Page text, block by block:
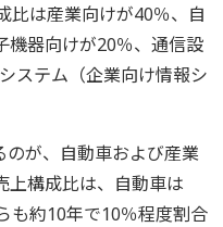
比は産業向けが40％、自
機器向けが20％、通信設
ステム（企業向け情報シ
のが、自動車および産業
上構成比は、自動車は
も約10年で10％程度割合